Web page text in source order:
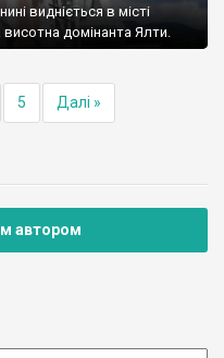
видніється в місті
домінанта Ялти.
5 Далі »
автором